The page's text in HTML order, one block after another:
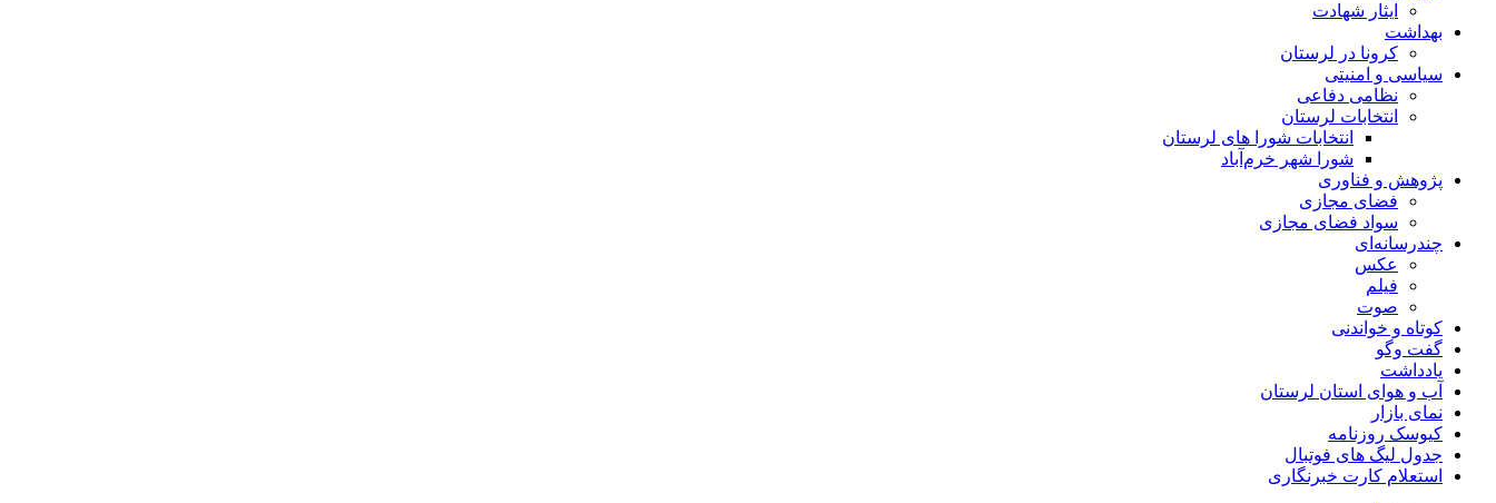
ایثار شهادت
بهداشت
کرونا در لرستان
سیاسی و امنیتی
نظامی دفاعی
انتخابات لرستان
انتخابات شورا های لرستان
شورا شهر خرم‌آباد
پژوهش و فناوری
فضای مجازی
سواد فضای مجازی
چندرسانه‌ای
عكس
فیلم
صوت
کوتاه و خواندنی
گفت وگو
یادداشت
آب و هوای استان لرستان
نمای بازار
کیوسک روزنامه
جدول لیگ های فوتبال
استعلام کارت خبرنگاری